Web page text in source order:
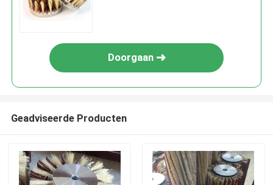
Doorgaan
Geadviseerde Producten